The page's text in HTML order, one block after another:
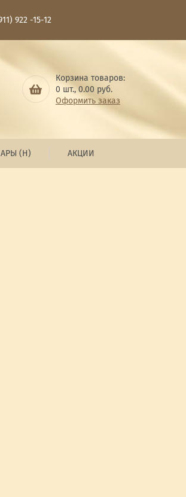
922 -15-12
Корзина товаров:
0 шт.,0.00 руб.
Оформить заказ
(Н) АКЦИИ